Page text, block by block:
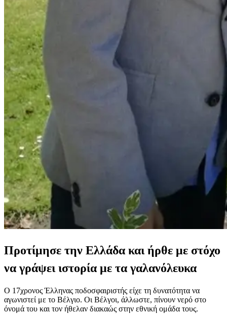
Προτίμησε την Ελλάδα και ήρθε με στόχο
να γράψει ιστορία με τα γαλανόλευκα
Ο 17χρονος Έλληνας ποδοσφαιριστής είχε τη δυνατότητα να
αγωνιστεί με το Βέλγιο. Οι Βέλγοι, άλλωστε, πίνουν νερό στο
όνομά του και τον ήθελαν διακαώς στην εθνική ομάδα τους.